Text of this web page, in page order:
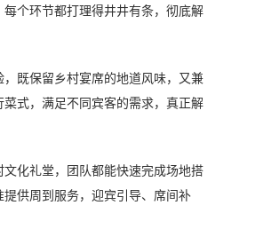
个环节都打理得井井有条，彻底解
既保留乡村宴席的地道风味，又兼
式，满足不同宾客的需求，真正解
化礼堂，团队都能快速完成场地搭
供周到服务，迎宾引导、席间补